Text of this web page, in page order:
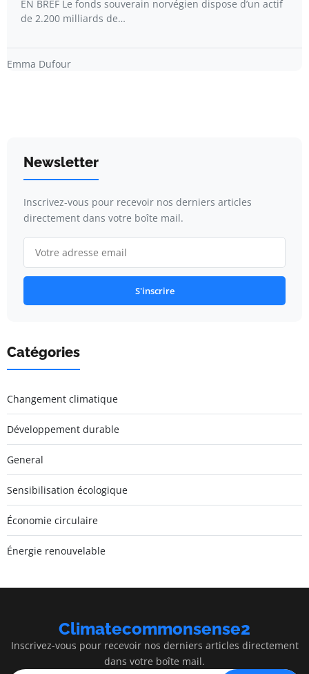
EN BREF Le fonds souverain norvégien dispose d’un actif
de 2.200 milliards de…
Emma Dufour
Newsletter
Inscrivez-vous pour recevoir nos derniers articles
directement dans votre boîte mail.
S'inscrire
Catégories
Changement climatique
Développement durable
General
Sensibilisation écologique
Économie circulaire
Énergie renouvelable
Climatecommonsense2
Inscrivez-vous pour recevoir nos derniers articles directement
dans votre boîte mail.